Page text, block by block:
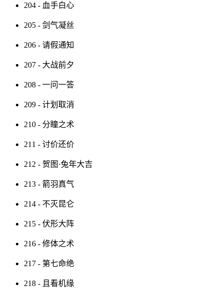
204 - 血手白心
205 - 剑气凝丝
206 - 请假通知
207 - 大战前夕
208 - 一问一答
209 - 计划取消
210 - 分瞳之术
211 - 讨价还价
212 - 贺图·兔年大吉
213 - 箭羽真气
214 - 不灭昆仑
215 - 伏形大阵
216 - 修体之术
217 - 第七命绝
218 - 且看机缘